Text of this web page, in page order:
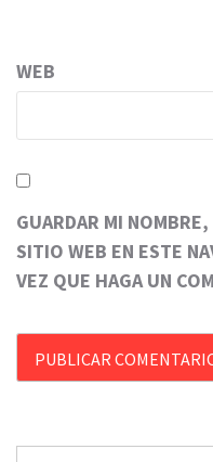
WEB
GUARDAR MI
SITIO WEB EN ESTE
VEZ QUE HAGA UN